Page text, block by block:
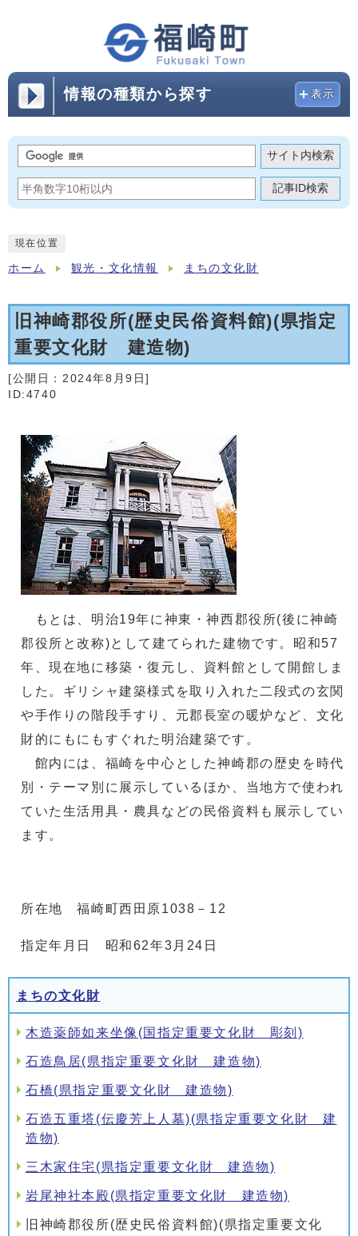
情報の種類から探す 表示
サイト内検索
記事ID検索
現在位置
ホーム 観光・文化情報 まちの文化財
旧神崎郡役所(歴史民俗資料館)(県指定
重要文化財 建造物)
[公開日： 2024年8月9日]
ID:4740
もとは、明治19年に神東・神西郡役所(後に神崎
郡役所と改称)として建てられた建物です。昭和57
年、現在地に移築・復元し、資料館として開館しま
した。ギリシャ建築様式を取り入れた二段式の玄関
や手作りの階段手すり、元郡長室の暖炉など、文化
財的にもにもすぐれた明治建築です。
館内には、福崎を中心とした神崎郡の歴史を時代
別・テーマ別に展示しているほか、当地方で使われ
ていた生活用具・農具などの民俗資料も展示してい
ます。
所在地 福崎町西田原1038－12
指定年月日 昭和62年3月24日
まちの文化財
木造薬師如来坐像(国指定重要文化財 彫刻)
石造鳥居(県指定重要文化財 建造物)
石橋(県指定重要文化財 建造物)
石造五重塔(伝慶芳上人墓)(県指定重要文化財 建
造物)
三木家住宅(県指定重要文化財 建造物)
岩尾神社本殿(県指定重要文化財 建造物)
旧神崎郡役所(歴史民俗資料館)(県指定重要文化